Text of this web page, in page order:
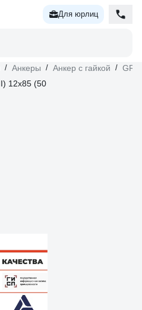
Для юрлиц
/ Анкеры / Анкер с гайкой /